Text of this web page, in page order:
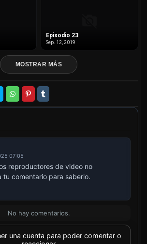
Episodio 23
Sep. 12, 2019
MOSTRAR MÁS
07:05
reproductores de video no
tu comentario para saberlo.
No hay comentarios.
una cuenta para poder comentar o